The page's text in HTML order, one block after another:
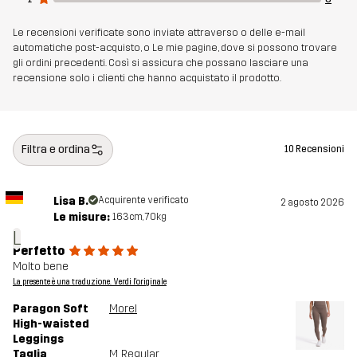
Le recensioni verificate sono inviate attraverso o delle e-mail
automatiche post-acquisto, o Le mie pagine, dove si possono trovare
gli ordini precedenti. Così si assicura che possano lasciare una
recensione solo i clienti che hanno acquistato il prodotto.
Filtra e ordina 10 Recensioni
L
Lisa B. Acquirente verificato 2 agosto 2026
Le misure: 163cm, 70kg
Perfetto
Molto bene
La presente è una traduzione. Verdi l'originale
Paragon Soft
High-waisted
Leggings
Morel
Taglia M , Regular